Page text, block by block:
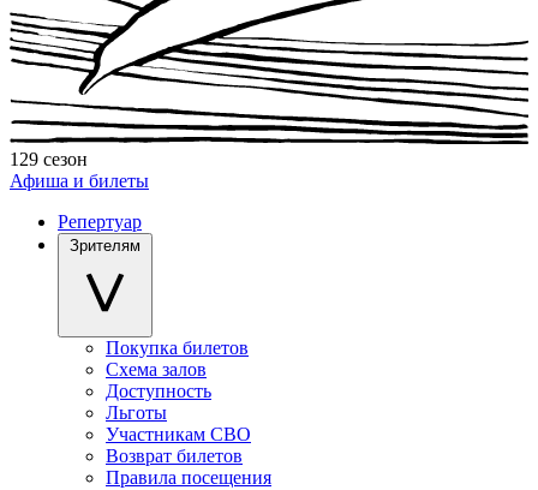
129 сезон
Афиша и билеты
Репертуар
Зрителям
Покупка билетов
Схема залов
Доступность
Льготы
Участникам СВО
Возврат билетов
Правила посещения